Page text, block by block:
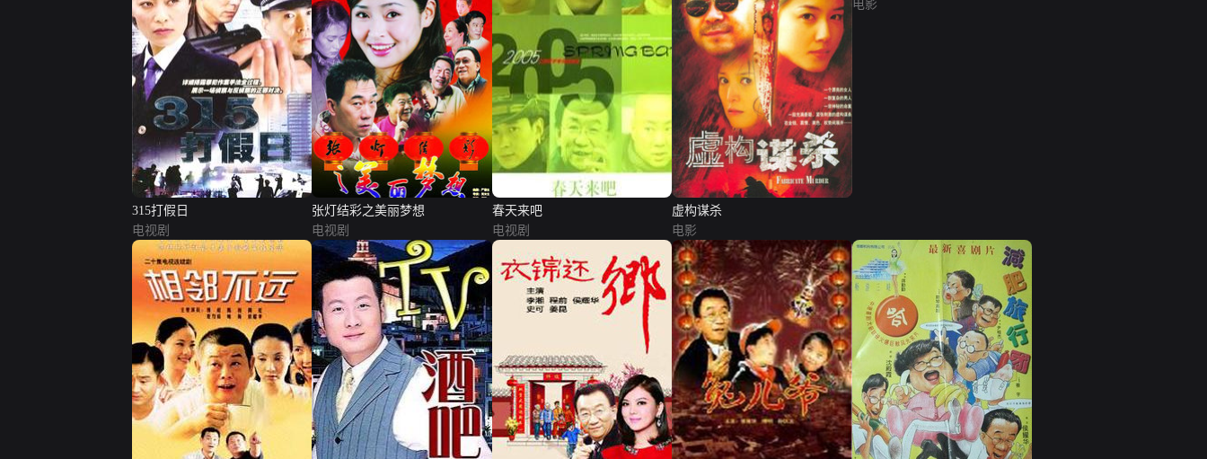
315打假日
电视剧
张灯结彩之美丽梦想
电视剧
春天来吧
电视剧
虚构谋杀
电影
电影